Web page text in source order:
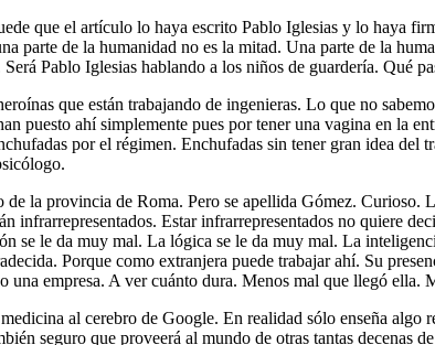
que el artículo lo haya escrito Pablo Iglesias y lo haya
parte de la humanidad no es la mitad. Una parte de la
Pablo Iglesias hablando a los niños de guardería. Qué
que están trabajando de ingenieras. Lo que no
puesto ahí simplemente pues por tener una vagina en la
por el régimen. Enchufadas sin tener gran idea del
la provincia de Roma. Pero se apellida Gómez. Curioso.
infrarrepresentados. Estar infrarrepresentados no quiere
se le da muy mal. La lógica se le da muy mal. La
Porque como extranjera puede trabajar ahí. Su
una empresa. A ver cuánto dura. Menos mal que llegó
al cerebro de Google. En realidad sólo enseña
seguro que proveerá al mundo de otras tantas decenas